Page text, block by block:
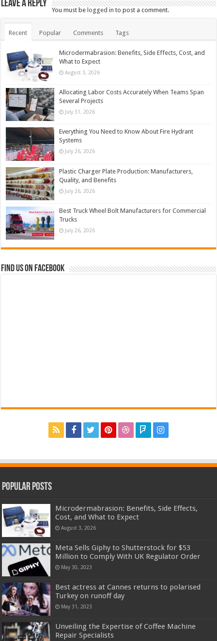
Leave a Reply
You must be logged in to post a comment.
Recent Popular Comments Tags
Microdermabrasion: Benefits, Side Effects, Cost, and
What to Expect
August 3, 2026
Allocating Labor Costs Accurately When Teams Span
Several Projects
July 31, 2026
Everything You Need to Know About Fire Hydrant
Systems
July 26, 2026
Plastic Charger Plate Production: Manufacturers,
Quality, and Benefits
July 26, 2026
Best Truck Wheel Bolt Manufacturers for Commercial
Trucks
July 26, 2026
Find us on Facebook
Popular Posts
Microdermabrasion: Benefits, Side Effects,
Cost, and What to Expect
August 3, 2026
Meta Sells Giphy to Shutterstock for $53
Million to Comply With UK Regulator Order
May 30, 2023
Best actress at Cannes returns to polarised
Turkey on runoff day
May 31, 2023
Unveiling the Expertise of Coffee Machine
Repair Specialists